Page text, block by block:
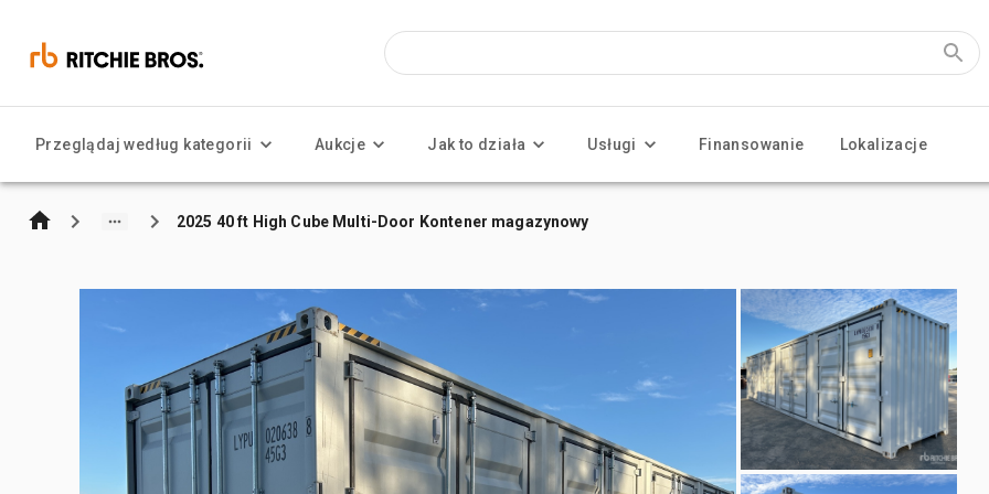
Przeglądaj według kategorii Aukcje Jak to działa Usługi Finansowanie Lokalizacje
2025 40 ft High Cube Multi-Door Kontener magazynowy